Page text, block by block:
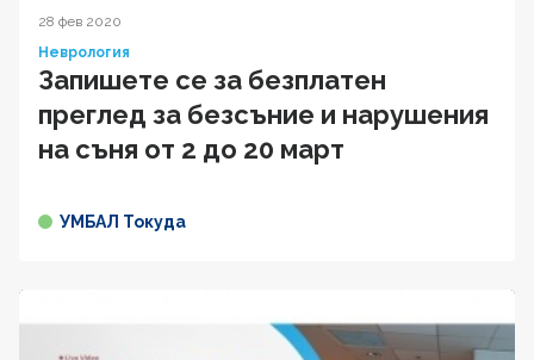
28 фев 2020
Неврология
Запишете се за безплатен
преглед за безсъние и нарушения
на съня от 2 до 20 март
УМБАЛ Токуда